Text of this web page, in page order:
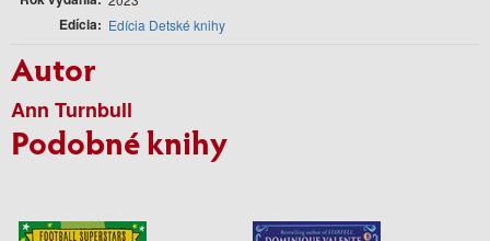
Edícia Edícia Detské knihy
Autor
Ann Turnbull
Podobné knihy